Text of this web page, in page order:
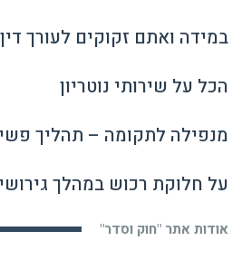
במידה ואתם זקוקים לעורך
הכל על שירותי נוטריון
מנפילה לתקומה – תהליך
על חלוקת רכוש במהלך
אודות אתר "חוק וסדר"